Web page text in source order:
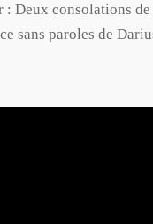
: Deux consolations
sans paroles de